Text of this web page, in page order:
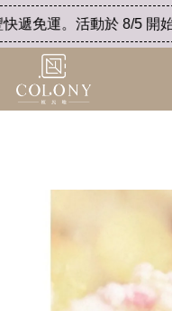
遞免運。活動於 8/5 開始